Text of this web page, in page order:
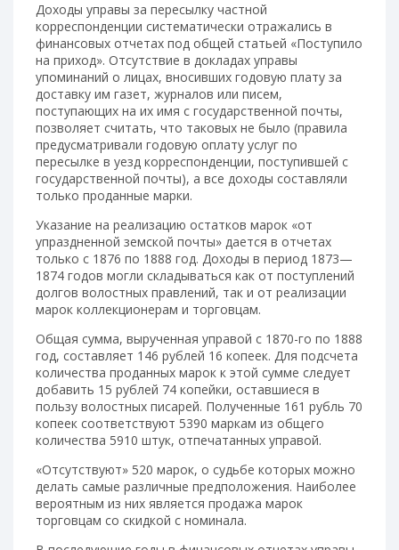
Доходы управы за пересылку частной
корреспонденции систематически отражались в
финансовых отчетах под общей статьей «Поступило
на приход». Отсутствие в докладах управы
упоминаний о лицах, вносивших годовую плату за
доставку им газет, журналов или писем,
поступающих на их имя с государственной почты,
позволяет считать, что таковых не было (правила
предусматривали годовую оплату услуг по
пересылке в уезд корреспонденции, поступившей с
государственной почты), а все доходы составляли
только проданные марки.
Указание на реализацию остатков марок «от
упраздненной земской почты» дается в отчетах
только с 1876 по 1888 год. Доходы в период 1873—
1874 годов могли складываться как от поступлений
долгов волостных правлений, так и от реализации
марок коллекционерам и торговцам.
Общая сумма, вырученная управой с 1870-го по 1888
год, составляет 146 рублей 16 копеек. Для подсчета
количества проданных марок к этой сумме следует
добавить 15 рублей 74 копейки, оставшиеся в
пользу волостных писарей. Полученные 161 рубль 70
копеек соответствуют 5390 маркам из общего
количества 5910 штук, отпечатанных управой.
«Отсутствуют» 520 марок, о судьбе которых можно
делать самые различные предположения. Наиболее
вероятным из них является продажа марок
торговцам со скидкой с номинала.